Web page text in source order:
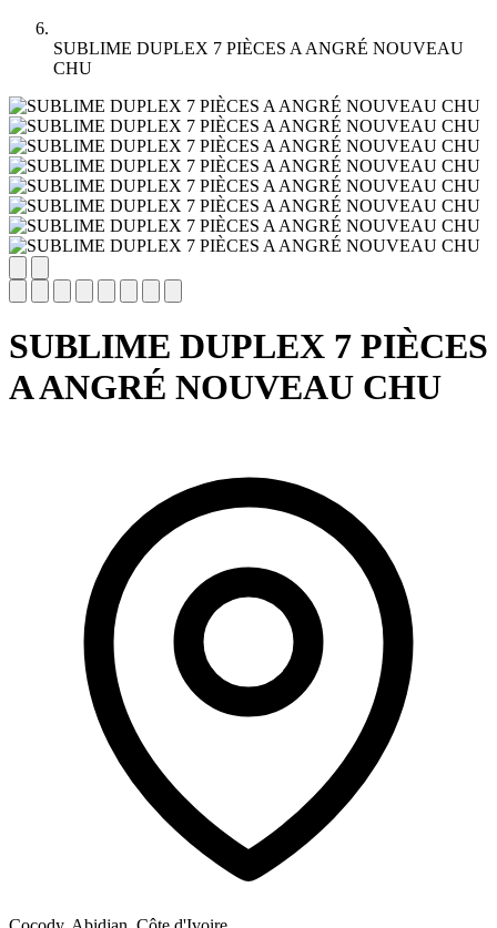
SUBLIME DUPLEX 7 PIÈCES A ANGRÉ NOUVEAU
CHU
SUBLIME DUPLEX 7 PIÈCES
A ANGRÉ NOUVEAU CHU